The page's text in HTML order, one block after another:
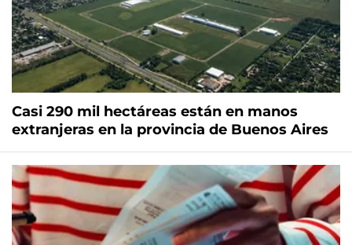
Casi 290 mil hectáreas están en manos
extranjeras en la provincia de Buenos Aires